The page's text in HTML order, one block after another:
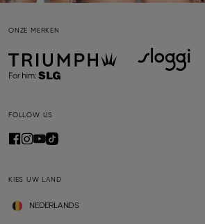
ONZE MERKEN
FOLLOW US
KIES UW LAND
NEDERLANDS